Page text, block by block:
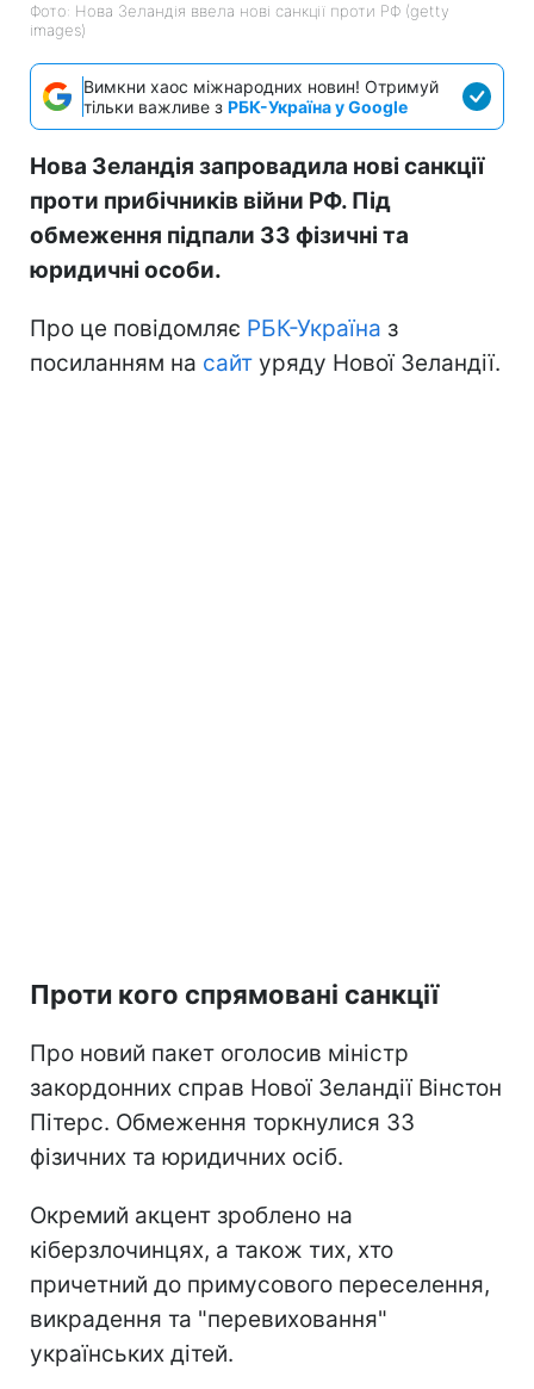
Фото: Нова Зеландія ввела нові санкції проти РФ (getty
images)
Вимкни хаос міжнародних новин! Отримуй
тільки важливе з РБК-Україна у Google
Нова Зеландія запровадила нові санкції
проти прибічників війни РФ. Під
обмеження підпали 33 фізичні та
юридичні особи.
Про це повідомляє РБК-Україна з
посиланням на сайт уряду Нової Зеландії.
Проти кого спрямовані санкції
Про новий пакет оголосив міністр
закордонних справ Нової Зеландії Вінстон
Пітерс. Обмеження торкнулися 33
фізичних та юридичних осіб.
Окремий акцент зроблено на
кіберзлочинцях, а також тих, хто
причетний до примусового переселення,
викрадення та "перевиховання"
українських дітей.